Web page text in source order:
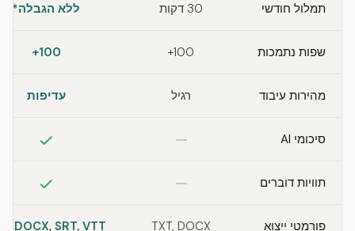
תמלול חודשי 30 דקות ללא הגבלה*
שפות נתמכות 100+
100+
מהירות עיבוד רגיל עדיפות
סיכומי AI
תוויות דוברים
פורמטי ייצוא TXT, DOCX
DOCX, SRT, VTT